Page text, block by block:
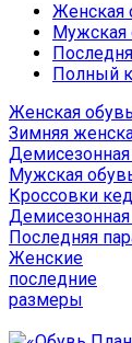
Женская
Мужская
Полный
Женская обувь
Зимняя
Мужская
Кроссовки
Последняя
Женские
последние
размеры